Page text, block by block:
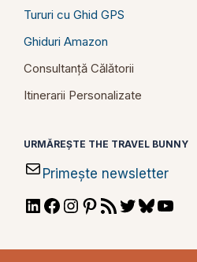
Tururi cu Ghid GPS
Ghiduri Amazon
Consultanță Călătorii
Itinerarii Personalizate
URMĂREȘTE THE TRAVEL BUNNY
Primește newsletter
LinkedIn
Facebook
Instagram
Pinterest
RSSTwitterBluesky